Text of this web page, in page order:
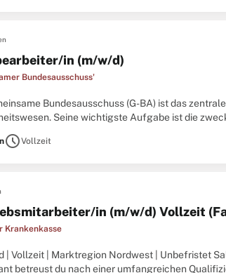
in (m/w/d)
Bundesausschuss'
Bundesausschuss (G-BA) ist das
Seine wichtigste Aufgabe ist die
scheduleVollzeit
in (m/w/d) Vollzeit
Krankenkasse
| Vollzeit | Marktregion Nordwest | Unbefristet
betreust du nach einer umfangreichen